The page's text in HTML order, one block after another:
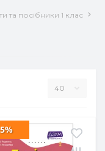
та посібники 1 клас